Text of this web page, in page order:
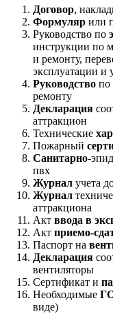
Договор,
Формуляр или
Руководство по
инструкции по
и ремонту,
эксплуатации и
Руководство по
ремонту
Декларация
аттракцион
Технические
Пожарный
Санитарно-
пвх
Журнал учета
Журнал
аттракциона
Акт ввода в
Акт приемо-
Паспорт на
Декларация
вентиляторы
Сертификат и
Необходимые
виде)